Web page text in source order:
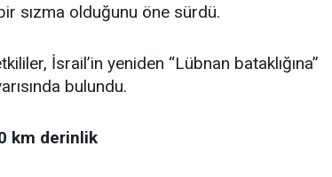
sızma olduğunu öne sürdü.
İsrail’in yeniden “Lübnan bataklığına”
bulundu.
km derinlik